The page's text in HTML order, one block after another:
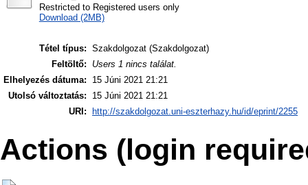
Restricted to Registered users only
Download (2MB)
Tétel típus: Szakdolgozat (Szakdolgozat)
Feltöltő:
Users 1 nincs találat.
Elhelyezés dátuma:
15 Júni 2021 21:21
Utolsó változtatás:
15 Júni 2021 21:21
URI:
http://szakdolgozat.uni-eszterhazy.hu/id/eprint/2255
Actions (login